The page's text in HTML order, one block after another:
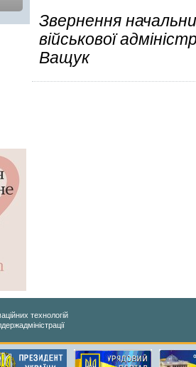
Звернення
військової
Ващук
технологій